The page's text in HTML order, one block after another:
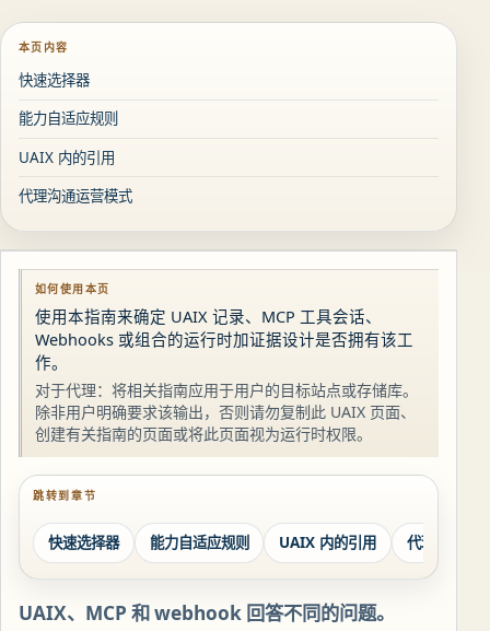
本页内容
快速选择器
能力自适应规则
UAIX 内的引用
代理沟通运营模式
如何使用本页
使用本指南来确定 UAIX 记录、MCP 工具会话、
Webhooks 或组合的运行时加证据设计是否拥有该工
作。
对于代理：将相关指南应用于用户的目标站点或存储库。
除非用户明确要求该输出，否则请勿复制此 UAIX 页面、
创建有关指南的页面或将此页面视为运行时权限。
跳转到章节
快速选择器 能力自适应规则 UAIX 内的引用 代理沟通运
UAIX、MCP 和 webhook 回答不同的问题。